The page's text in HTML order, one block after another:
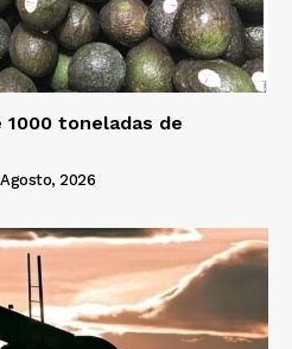
toneladas de
2026